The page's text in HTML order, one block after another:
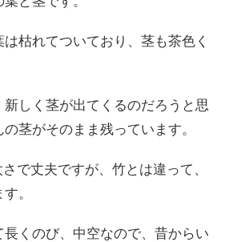
枯れてついており、茎も茶色く
しく茎が出てくるのだろうと思
茎がそのまま残っています。
で丈夫ですが、竹とは違って、
。
くのび、中空なので、昔からい